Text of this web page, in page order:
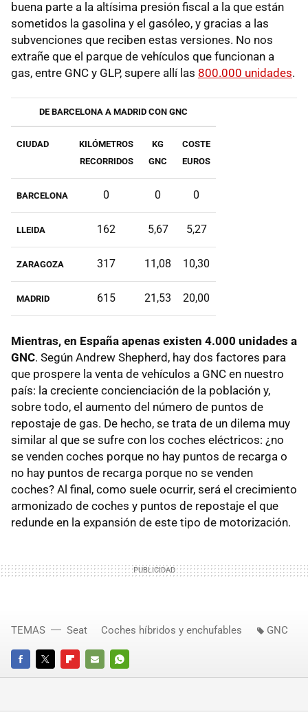
buena parte a la altísima presión fiscal a la que están
sometidos la gasolina y el gasóleo, y gracias a las
subvenciones que reciben estas versiones. No nos
extrañe que el parque de vehículos que funcionan a
gas, entre GNC y GLP, supere allí las 800.000 unidades.
DE BARCELONA A MADRID CON GNC
CIUDAD
KILÓMETROS
RECORRIDOS
KG
GNC
COSTE
EUROS
BARCELONA 0 0 0
LLEIDA 162 5,67 5,27
ZARAGOZA 317 11,08 10,30
MADRID 615 21,53 20,00
Mientras, en España apenas existen 4.000 unidades a
GNC. Según Andrew Shepherd, hay dos factores para
que prospere la venta de vehículos a GNC en nuestro
país: la creciente concienciación de la población y,
sobre todo, el aumento del número de puntos de
repostaje de gas. De hecho, se trata de un dilema muy
similar al que se sufre con los coches eléctricos: ¿no
se venden coches porque no hay puntos de recarga o
no hay puntos de recarga porque no se venden
coches? Al final, como suele ocurrir, será el crecimiento
armonizado de coches y puntos de repostaje el que
redunde en la expansión de este tipo de motorización.
FACEBOOKTWITTERFLIPBOARD
E-
WHATSAPP
TEMAS Seat Coches híbridos y enchufables GNC